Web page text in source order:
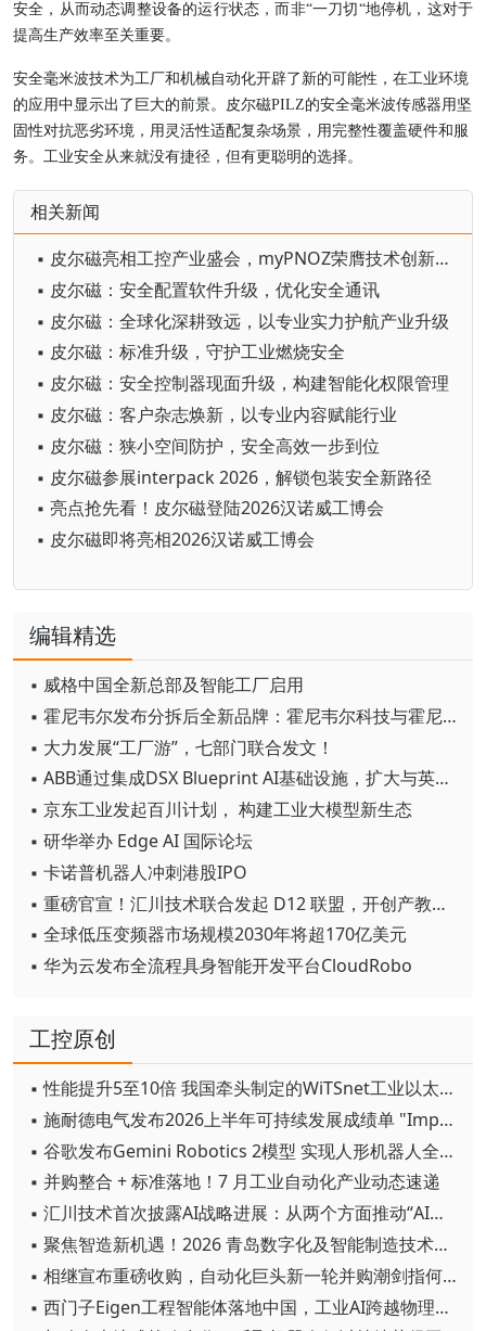
安全，从而动态调整设备的运行状态，而非“一刀切“地停机，这对于
提高生产效率至关重要。
安全毫米波技术为工厂和机械自动化开辟了新的可能性，在工业环境
的应用中显示出了巨大的前景。皮尔磁PILZ的安全毫米波传感器用坚
固性对抗恶劣环境，用灵活性适配复杂场景，用完整性覆盖硬件和服
务。工业安全从来就没有捷径，但有更聪明的选择。
相关新闻
▪ 皮尔磁亮相工控产业盛会，myPNOZ荣膺技术创新标杆奖
▪ 皮尔磁：安全配置软件升级，优化安全通讯
▪ 皮尔磁：全球化深耕致远，以专业实力护航产业升级
▪ 皮尔磁：标准升级，守护工业燃烧安全
▪ 皮尔磁：安全控制器现面升级，构建智能化权限管理
▪ 皮尔磁：客户杂志焕新，以专业内容赋能行业
▪ 皮尔磁：狭小空间防护，安全高效一步到位
▪ 皮尔磁参展interpack 2026，解锁包装安全新路径
▪ 亮点抢先看！皮尔磁登陆2026汉诺威工博会
▪ 皮尔磁即将亮相2026汉诺威工博会
编辑精选
▪ 威格中国全新总部及智能工厂启用
▪ 霍尼韦尔发布分拆后全新品牌：霍尼韦尔科技与霍尼韦尔航空航天
▪ 大力发展“工厂游”，七部门联合发文！
▪ ABB通过集成DSX Blueprint AI基础设施，扩大与英伟达的合作
▪ 京东工业发起百川计划， 构建工业大模型新生态
▪ 研华举办 Edge AI 国际论坛
▪ 卡诺普机器人冲刺港股IPO
▪ 重磅官宣！汇川技术联合发起 D12 联盟，开创产教融合新范式
▪ 全球低压变频器市场规模2030年将超170亿美元
▪ 华为云发布全流程具身智能开发平台CloudRobo
工控原创
▪ 性能提升5至10倍 我国牵头制定的WiTSnet工业以太网国际标准正式发布
▪ 施耐德电气发布2026上半年可持续发展成绩单 "Impact 2030"路线图开局稳健
▪ 谷歌发布Gemini Robotics 2模型 实现人形机器人全身智能控制突破
▪ 并购整合 + 标准落地！7 月工业自动化产业动态速递
▪ 汇川技术首次披露AI战略进展：从两个方面推动“AI业务化”落地
▪ 聚焦智造新机遇！2026 青岛数字化及智能制造技术论坛圆满落幕
▪ 相继宣布重磅收购，自动化巨头新一轮并购潮剑指何方？
▪ 西门子Eigen工程智能体落地中国，工业AI跨越物理世界“确定性”拐点